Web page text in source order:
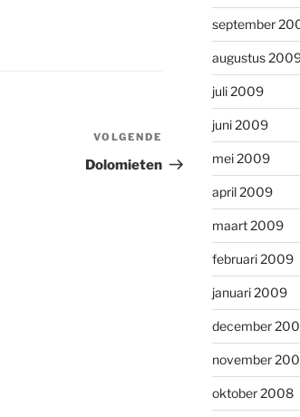
Volgend
bericht
VOLGENDE
Dolomieten
september
augustus
juli 2009
juni 2009
mei 2009
april 2009
maart 2009
februari 2009
januari 2009
december
november
oktober 2008